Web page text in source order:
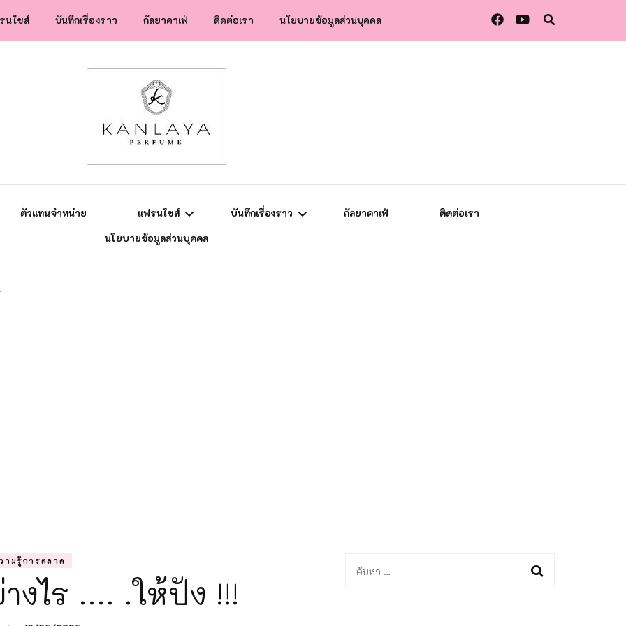
นไชส์ บันทึกเรื่องราว
ข่าวสาร
ความรู้การตลาด
กัลยาคาเฟ่ ติดต่อเรา นโยบายข้อมูลส่วนบุคคล
ตัวแทนจำหน่าย แฟรนไชส์ บันทึกเรื่องราว กัลยาคาเฟ่
ติดต่อเรา
นโยบายข้อมูลส่วนบุคคล
ามรู้การตลาด
งไร …. .ให้ปัง !!!
ค้นหา